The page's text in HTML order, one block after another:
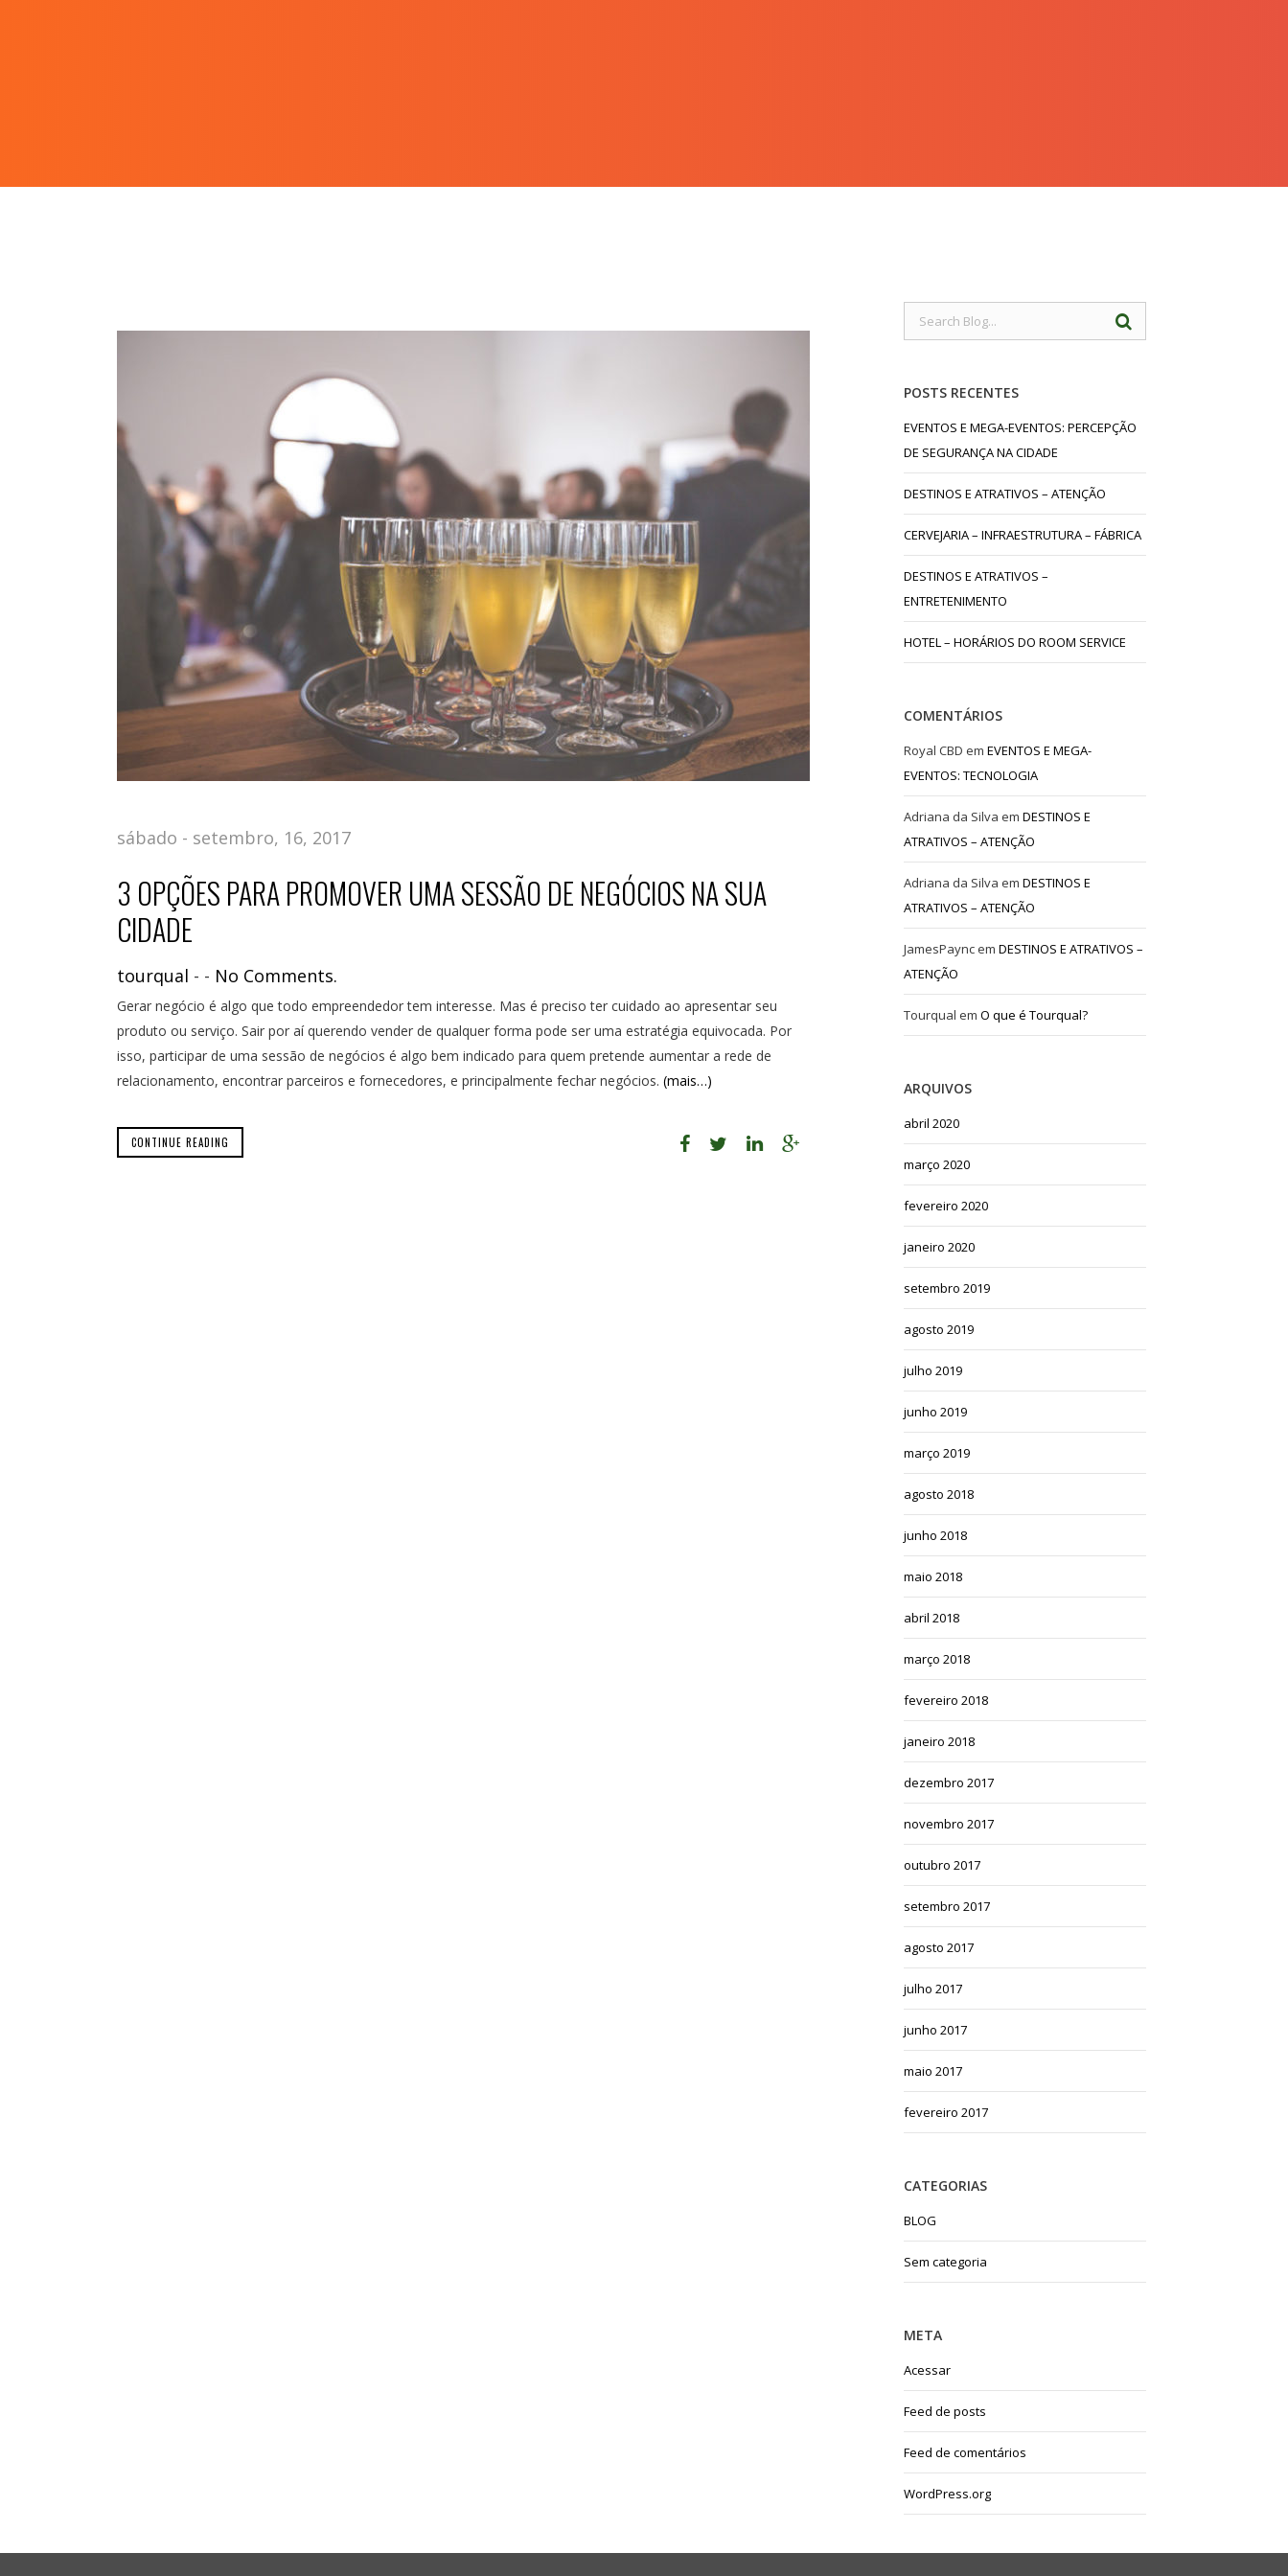
sábado - setembro, 16, 2017
3 OPÇÕES PARA PROMOVER UMA SESSÃO DE NEGÓCIOS NA SUA
CIDADE
tourqual - - No Comments.
Gerar negócio é algo que todo empreendedor tem interesse. Mas é preciso ter cuidado ao apresentar seu
produto ou serviço. Sair por aí querendo vender de qualquer forma pode ser uma estratégia equivocada. Por
isso, participar de uma sessão de negócios é algo bem indicado para quem pretende aumentar a rede de
relacionamento, encontrar parceiros e fornecedores, e principalmente fechar negócios. (mais…)
CONTINUE READING
POSTS RECENTES
EVENTOS E MEGA-EVENTOS: PERCEPÇÃO
DE SEGURANÇA NA CIDADE
DESTINOS E ATRATIVOS – ATENÇÃO
CERVEJARIA – INFRAESTRUTURA – FÁBRICA
DESTINOS E ATRATIVOS –
ENTRETENIMENTO
HOTEL – HORÁRIOS DO ROOM SERVICE
COMENTÁRIOS
Royal CBD emEVENTOS E MEGA-
EVENTOS: TECNOLOGIA
Adriana da Silva emDESTINOS E
ATRATIVOS – ATENÇÃO
Adriana da Silva emDESTINOS E
ATRATIVOS – ATENÇÃO
JamesPaync emDESTINOS E ATRATIVOS –
ATENÇÃO
Tourqual emO que é Tourqual?
ARQUIVOS
abril 2020
março 2020
fevereiro 2020
janeiro 2020
setembro 2019
agosto 2019
julho 2019
junho 2019
março 2019
agosto 2018
junho 2018
maio 2018
abril 2018
março 2018
fevereiro 2018
janeiro 2018
dezembro 2017
novembro 2017
outubro 2017
setembro 2017
agosto 2017
julho 2017
junho 2017
maio 2017
fevereiro 2017
CATEGORIAS
BLOG
Sem categoria
META
Acessar
Feed de posts
Feed de comentários
WordPress.org